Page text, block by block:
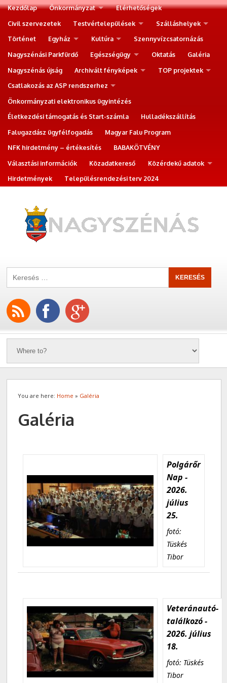
Kezdőlap Önkormányzat
Elérhetőségek
Civil szervezetek
Testvértelepülések
Szálláshelyek
Történet
Egyház Kultúra
Szennyvízcsatornázás
Nagyszénási Parkfürdő
Egészségügy Oktatás
Galéria
Nagyszénás újság
Archivált fényképek
TOP projektek
Csatlakozás az ASP rendszerhez
Önkormányzati elektronikus ügyintézés
Életkezdési támogatás és Start-számla
Hulladékszállítás
Falugazdász ügyfélfogadás
Magyar Falu Program
NFK hirdetmény – értékesítés
BABAKÖTVÉNY
Választási információk
Közadatkereső
Közérdekű adatok
Hirdetmények
Településrendezési terv 2024
You are here: Home » Galéria
Galéria
Polgárőr
Nap -
2026.
július
25.
fotó:
Tüskés
Tibor
Veteránautó-
találkozó -
2026. július
18.
fotó: Tüskés
Tibor